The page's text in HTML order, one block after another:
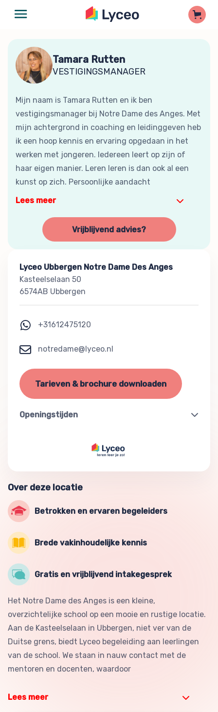
Tamara Rutten
VESTIGINGSMANAGER
Mijn naam is Tamara Rutten en ik ben
vestigingsmanager bij Notre Dame des Anges. Met
mijn achtergrond in coaching en leidinggeven heb
ik een hoop kennis en ervaring opgedaan in het
werken met jongeren. Iedereen leert op zijn of
haar eigen manier. Leren leren is dan ook al een
kunst op zich. Persoonlijke aandacht
Lees meer
Vrijblijvend advies?
Lyceo Ubbergen Notre Dame Des Anges
Kasteelselaan 50
6574AB Ubbergen
+31612475120
notredame@lyceo.nl
Tarieven & brochure downloaden
Openingstijden
Over deze locatie
Betrokken en ervaren begeleiders
Brede vakinhoudelijke kennis
Gratis en vrijblijvend intakegesprek
Het Notre Dame des Anges is een kleine,
overzichtelijke school op een mooie en rustige locatie.
Aan de Kasteelselaan in Ubbergen, niet ver van de
Duitse grens, biedt Lyceo begeleiding aan leerlingen
van de school. We staan in nauw contact met de
mentoren en docenten, waardoor
Lees meer